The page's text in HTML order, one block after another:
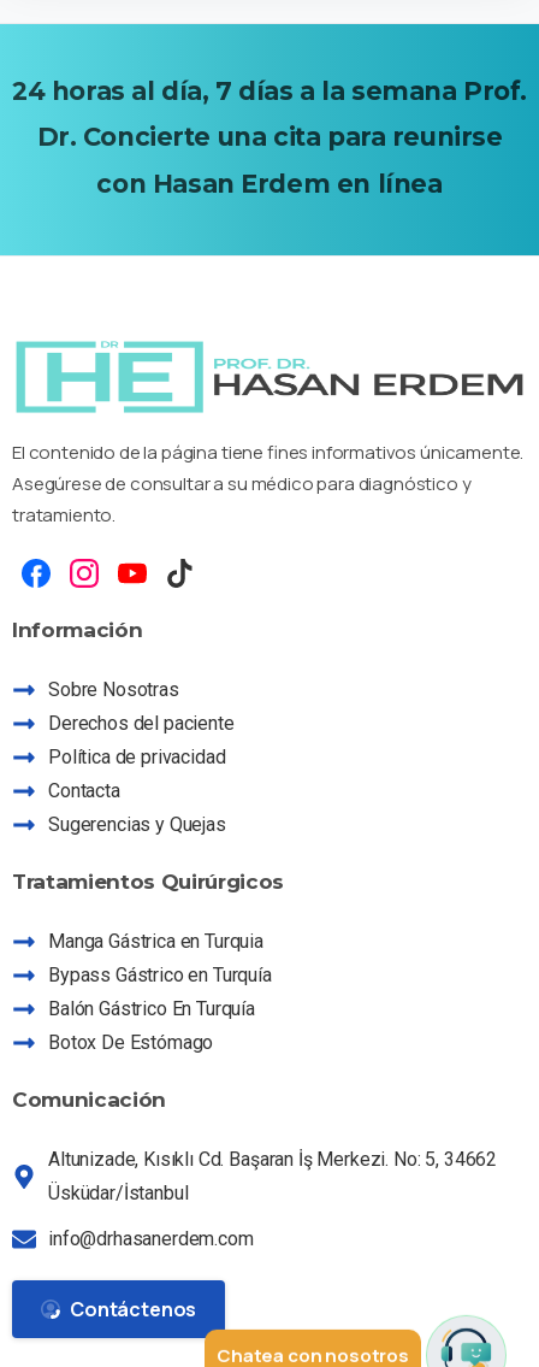
24 horas al día, 7 días a la semana Prof.
Dr. Concierte una cita para reunirse
con Hasan Erdem en línea
El contenido de la página tiene fines informativos únicamente.
Asegúrese de consultar a su médico para diagnóstico y
tratamiento.
Información
Sobre Nosotras
Derechos del paciente
Política de privacidad
Contacta
Sugerencias y Quejas
Tratamientos Quirúrgicos
Manga Gástrica en Turquia
Bypass Gástrico en Turquía
Balón Gástrico En Turquía
Botox De Estómago
Comunicación
Altunizade, Kısıklı Cd. Başaran İş Merkezi. No: 5, 34662
Üsküdar/İstanbul
info@drhasanerdem.com
Contáctenos
Chatea con nosotros
Pregúntame sobre nuestros servicios